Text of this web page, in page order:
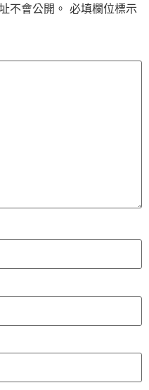
不會公開。 必填欄位標示